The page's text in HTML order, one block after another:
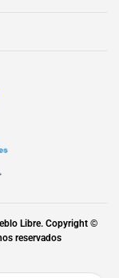
Libre. Copyright ©
reservados